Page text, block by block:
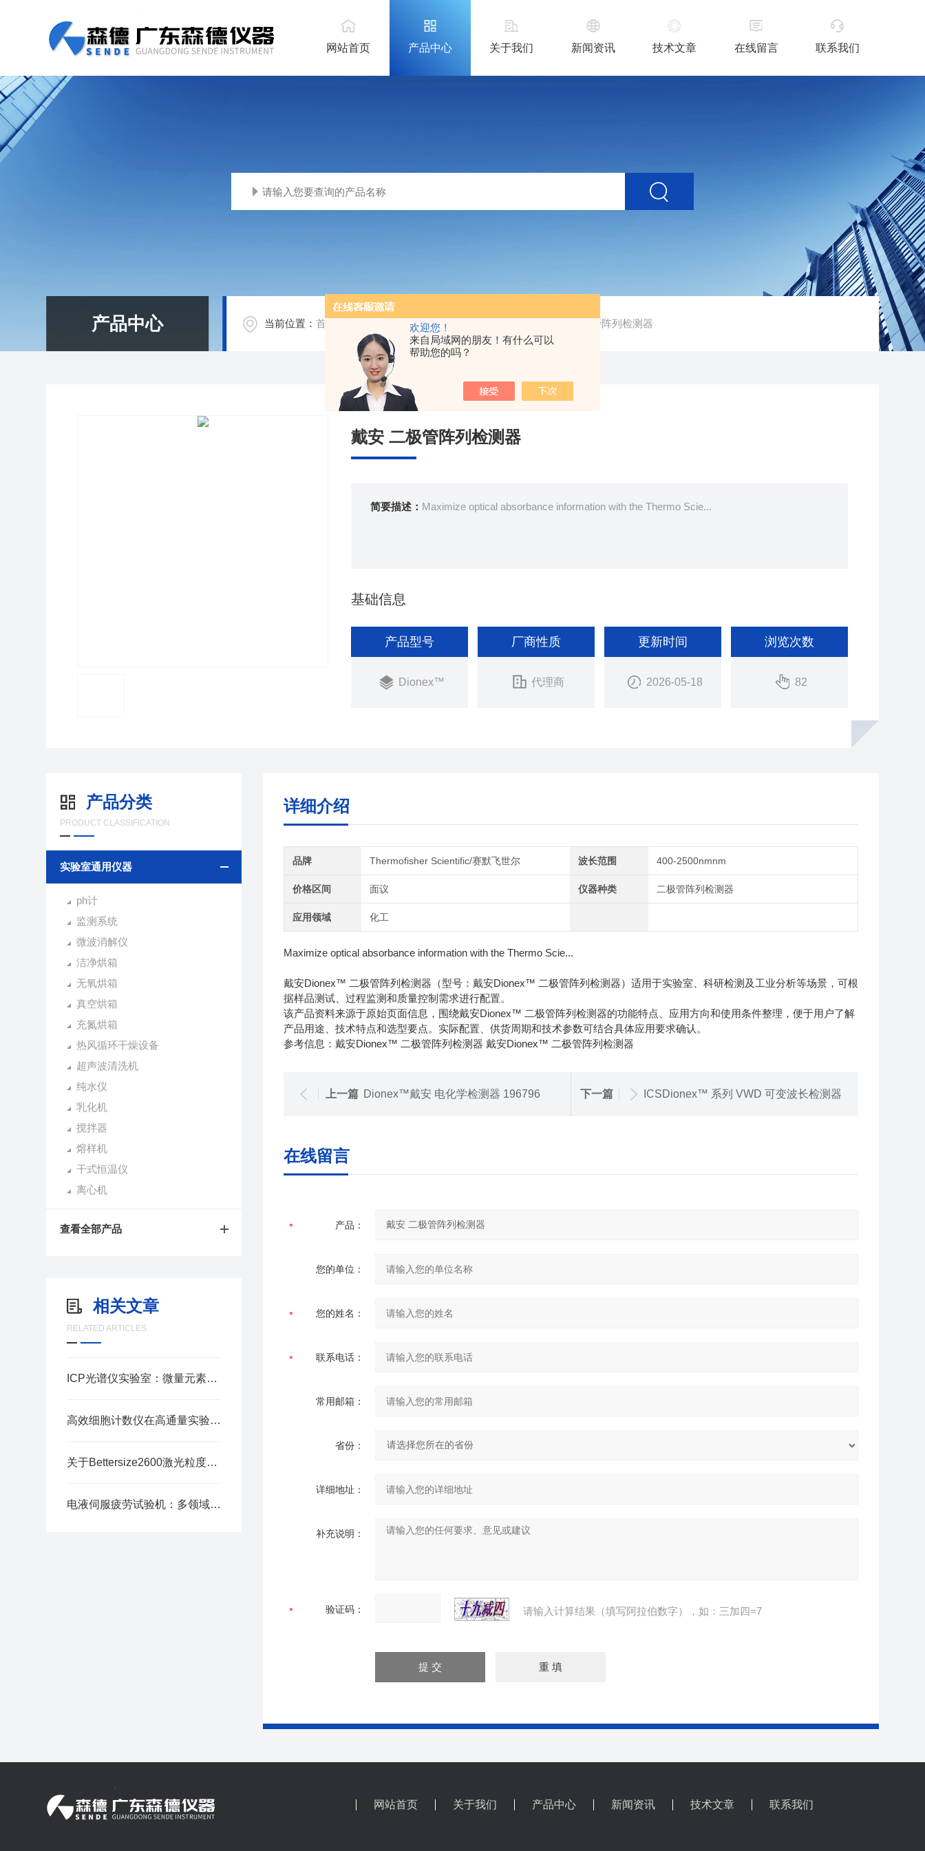
欢迎您！
来自局域网的朋友！有什么可以
帮助您的吗？
网站首页 产品中心 关于我们 新闻资讯 技术文章 在线留言 联系我们
产品中心 当前位置：首页 / /实验室通用仪器 / Dionex™戴安 二极管阵列检测器
戴安 二极管阵列检测器
简要描述： Maximize optical absorbance information with the Thermo Scie...
基础信息
产品型号
Dionex™
厂商性质
代理商
更新时间
2026-05-18
浏览次数
82
产品分类
PRODUCT CLASSIFICATION
实验室通用仪器
ph计
监测系统
微波消解仪
洁净烘箱
无氧烘箱
真空烘箱
充氮烘箱
热风循环干燥设备
超声波清洗机
纯水仪
乳化机
搅拌器
熔样机
干式恒温仪
离心机
查看全部产品
相关文章
RELATED ARTICLES
ICP光谱仪实验室：微量元素分析的精密殿堂
高效细胞计数仪在高通量实验中的效率优势
关于Bettersize2600激光粒度分析仪（干法）的技术解析
电液伺服疲劳试验机：多领域疲劳性能测试的理想选择
详细介绍
品牌 Thermofisher Scientific/赛默飞世尔 波长范围 400-2500nmnm
价格区间 面议 仪器种类 二极管阵列检测器
应用领域 化工
Maximize optical absorbance information with the Thermo Scie...
戴安Dionex™ 二极管阵列检测器（型号：戴安Dionex™ 二极管阵列检测器）适用于实验室、科研检测及工业分析等场景，可根
据样品测试、过程监测和质量控制需求进行配置。
该产品资料来源于原始页面信息，围绕戴安Dionex™ 二极管阵列检测器的功能特点、应用方向和使用条件整理，便于用户了解
产品用途、技术特点和选型要点。实际配置、供货周期和技术参数可结合具体应用要求确认。
参考信息：戴安Dionex™ 二极管阵列检测器 戴安Dionex™ 二极管阵列检测器
上一篇 Dionex™戴安 电化学检测器 196796 下一篇 ICSDionex™ 系列 VWD 可变波长检测器
在线留言
产品：
您的单位：
您的姓名：
联系电话：
常用邮箱：
省份：
详细地址：
补充说明：
验证码： 请输入计算结果（填写阿拉伯数字），如：三加四=7
网站首页 关于我们 产品中心 新闻资讯 技术文章 联系我们